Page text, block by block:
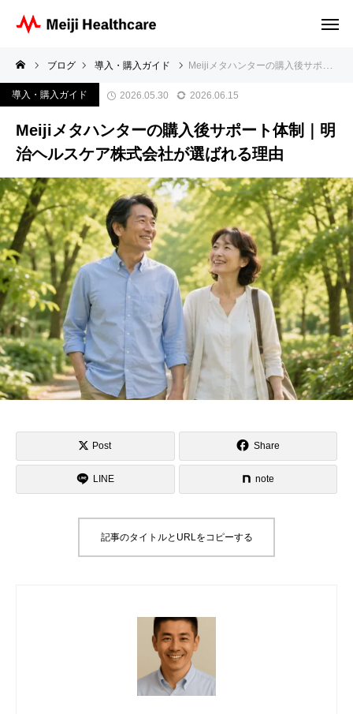
ブログ 導入・購入ガイド Meijiメタハンターの購入後サポート体制｜明治ヘルスケア株式会社が選ばれる理由
導入・購入ガイド 2026.05.30 2026.06.15
Meijiメタハンターの購入後サポート体制｜明
治ヘルスケア株式会社が選ばれる理由
Post Share
LINE note
記事のタイトルとURLをコピーする